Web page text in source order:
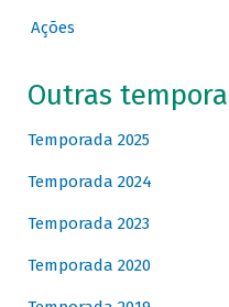
Ações
Outras
Temporada 2025
Temporada 2024
Temporada 2023
Temporada 2020